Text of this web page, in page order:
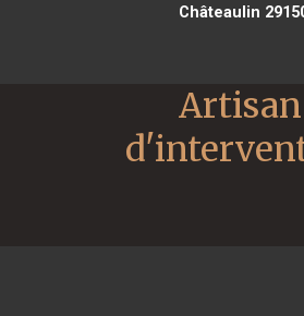
Châteaulin
Artisan